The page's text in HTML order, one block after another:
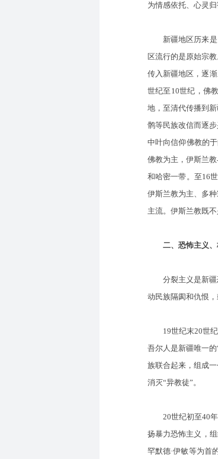
为情感依托、心灵
新疆地区历来是
区流行的是原始宗
传入新疆地区，逐
世纪至10世纪，佛
地，至清代传播到
鹘等民族改信而逐
中叶向信仰佛教的
佛教为主，伊斯兰
和哈密一带。至16
伊斯兰教为主、多
主流。伊斯兰教既
二、恐怖主义、
分裂主义是新疆恐
动民族隔阂和仇恨
19世纪末20世纪
吾尔人是新疆唯一
族联合起来，组成
消灭“异教徒”。
20世纪初至40年
扬暴力恐怖主义，
罕默德·伊敏等为首